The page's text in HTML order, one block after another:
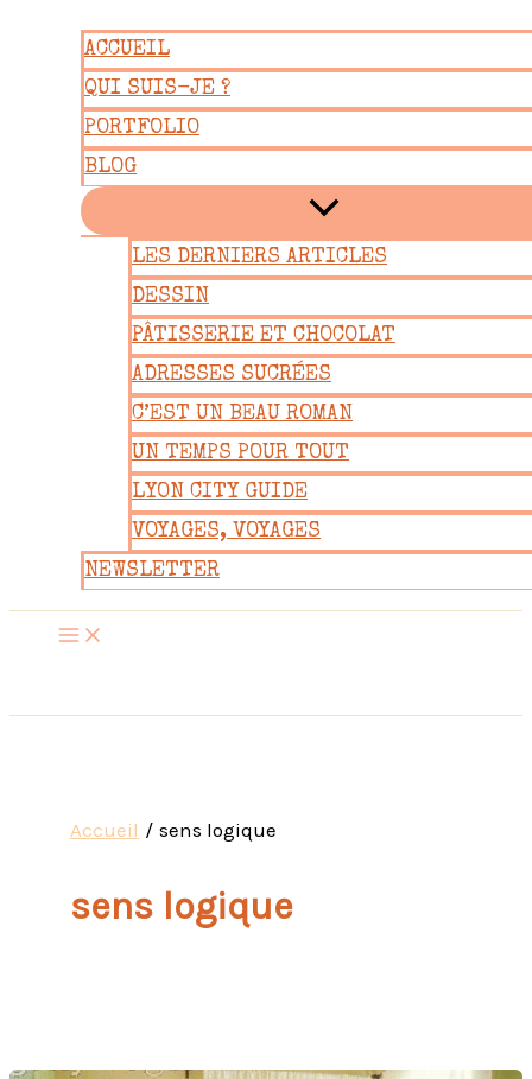
contenu
ACCUEIL
QUI SUIS-JE ?
PORTFOLIO
BLOG
LES DERNIERS ARTICLES
DESSIN
PÂTISSERIE ET CHOCOLAT
ADRESSES SUCRÉES
C’EST UN BEAU ROMAN
UN TEMPS POUR TOUT
LYON CITY GUIDE
VOYAGES, VOYAGES
NEWSLETTER
Accueil sens logique
sens logique